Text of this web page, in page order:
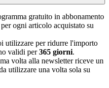
gratuito in abbonamento
ogni articolo acquistato su
utilizzare per ridurre l'importo
validi per365 giorni.
volta alla newsletter riceve un
utilizzare una volta sola su